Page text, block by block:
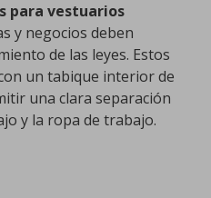
para vestuarios
y negocios deben
de las leyes. Estos
un tabique interior de
una clara separación
y la ropa de trabajo.